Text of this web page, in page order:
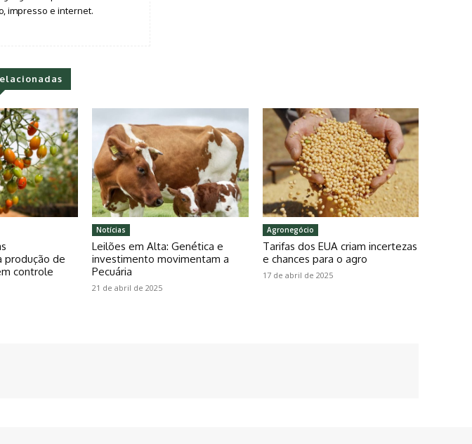
impresso e internet.
produção de
controle
Notícias
Leilões em Alta: Genética e
investimento movimentam a
Pecuária
21 de abril de 2025
Agronegócio
Tarifas dos EUA criam incertezas
e chances para o agro
17 de abril de 2025